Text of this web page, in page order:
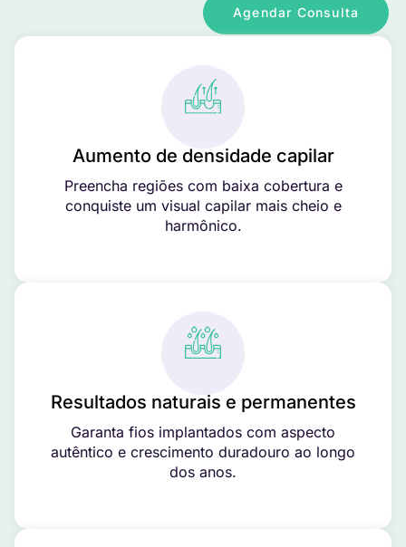
Agendar Consulta
Aumento de densidade capilar
Preencha regiões com baixa cobertura e
conquiste um visual capilar mais cheio e
harmônico.
Resultados naturais e permanentes
Garanta fios implantados com aspecto
autêntico e crescimento duradouro ao longo
dos anos.